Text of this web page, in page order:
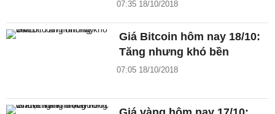
07:35 18/10/2018
Giá Bitcoin hôm nay 18/10:
Tăng nhưng khó bền
07:05 18/10/2018